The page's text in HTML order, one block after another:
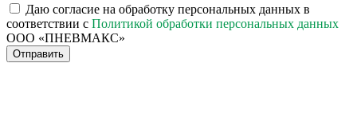
Даю согласие на обработку персональных данных в
соответствии с Политикой обработки персональных данных
ООО «ПНЕВМАКС»
Отправить